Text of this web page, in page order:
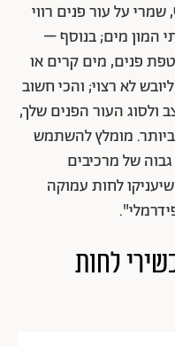
על עור פנים רווי
המון מים; בנוסף –
פנים, מים קרים או
לא רצוי; והכי חשוב
ולסוג העור הפנים שלך,
מומלץ להשתמש
של מרכיבים
לחות עמוקה
אותנו: 14 תכשירי לחות